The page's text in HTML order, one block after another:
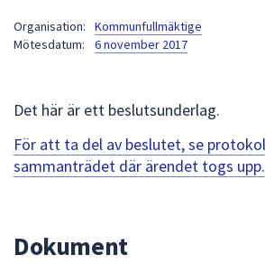
Organisation:
Kommunfullmäktige
Mötesdatum:
6 november 2017
Det här är ett beslutsunderlag.
För att ta del av beslutet, se
sammanträdet där ärendet togs upp.
Dokument